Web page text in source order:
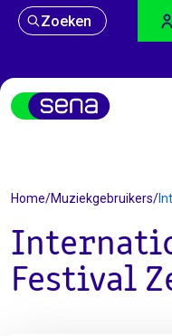
Zoeken
Home/Muziekgebruikers/
Festival